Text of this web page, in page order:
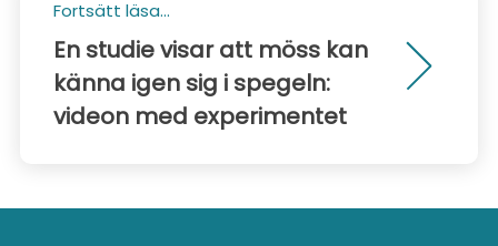
Fortsätt läsa...
En studie visar att möss kan
känna igen sig i spegeln:
videon med experimentet